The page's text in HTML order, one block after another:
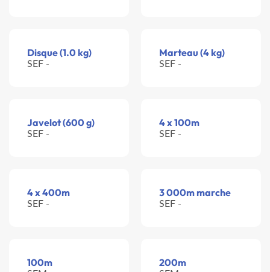
Disque (1.0 kg)
SEF -
Marteau (4 kg)
SEF -
Javelot (600 g)
SEF -
4 x 100m
SEF -
4 x 400m
SEF -
3 000m marche
SEF -
100m 200m